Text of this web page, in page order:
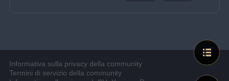
Informativa sulla privacy della community
Termini di servizio della community